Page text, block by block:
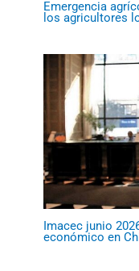
Emergencia
los agricultores
Imacec junio
económico en